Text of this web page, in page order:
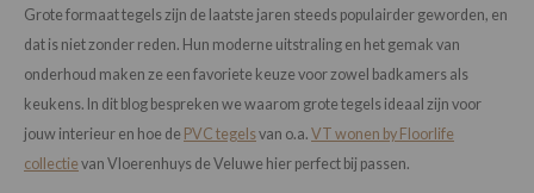
Loose Lay
Grote formaat tegels zijn de laatste jaren steeds populairder geworden, en
dat is niet zonder reden. Hun moderne uitstraling en het gemak van
onderhoud maken ze een favoriete keuze voor zowel badkamers als
keukens. In dit blog bespreken we waarom grote tegels ideaal zijn voor
jouw interieur en hoe de PVC tegelsvan o.a. VT wonen by Floorlife
collectie van Vloerenhuys de Veluwe hier perfect bij passen.